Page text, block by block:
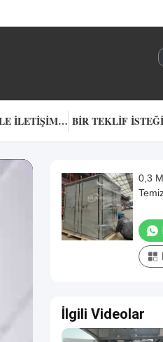
BIZIMLE ILETIŞIME GEÇIN BIR TEKLIF ISTEĞI
0,3
İlgili Videolar